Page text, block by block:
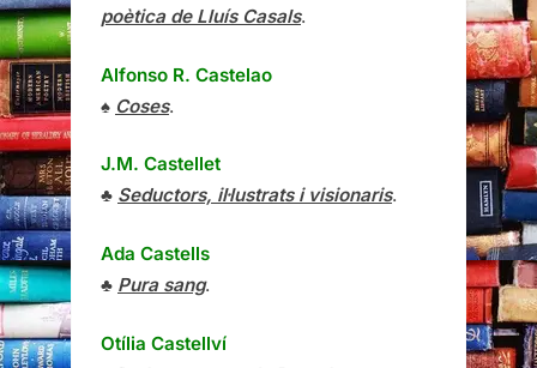
poètica de Lluís Casals.
Alfonso R. Castelao
♠ Coses.
J.M. Castellet
♣ Seductors, il·lustrats i visionaris.
Ada Castells
♣ Pura sang.
Otília Castellví